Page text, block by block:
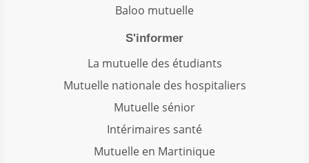
Baloo mutuelle
S'informer
La mutuelle des étudiants
Mutuelle nationale des hospitaliers
Mutuelle sénior
Intérimaires santé
Mutuelle en Martinique